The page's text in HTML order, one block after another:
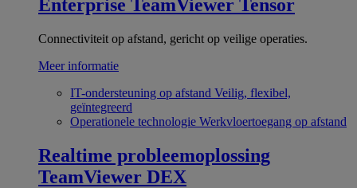
Enterprise TeamViewer Tensor
Connectiviteit op afstand, gericht op veilige operaties.
Meer informatie
IT-ondersteuning op afstand Veilig, flexibel,
geïntegreerd
Operationele technologie Werkvloertoegang op afstand
Realtime probleemoplossing
TeamViewer DEX